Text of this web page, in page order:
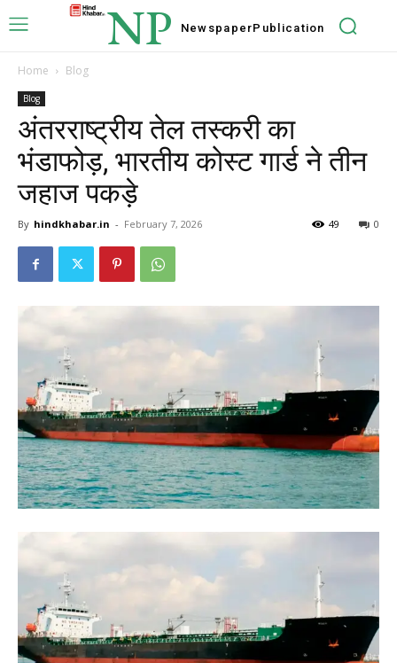
NP NewspaperPublication
Home Blog
Blog
अंतरराष्ट्रीय तेल तस्करी का
भंडाफोड़, भारतीय कोस्ट गार्ड ने तीन
जहाज पकड़े
By hindkhabar.in - February 7, 2026 0
49